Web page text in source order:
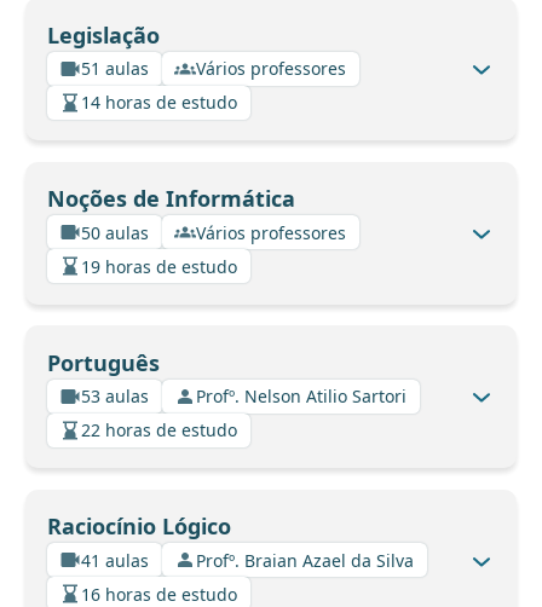
Legislação
51 aulas
Vários professores
14 horas de estudo
Noções de Informática
50 aulas
Vários professores
19 horas de estudo
Português
53 aulas
Profº. Nelson Atilio Sartori
22 horas de estudo
Raciocínio Lógico
41 aulas
Profº. Braian Azael da Silva
16 horas de estudo